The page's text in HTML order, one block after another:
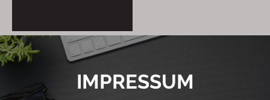
IMPRESSUM